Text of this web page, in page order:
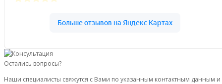
Остались вопросы?
Наши специалисты свяжутся с Вами по указанным контактным данным и